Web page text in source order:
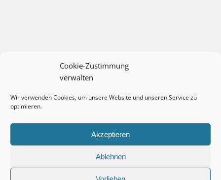
Cookie-Zustimmung
verwalten
Wir verwenden Cookies, um unsere Website und unseren Service zu
optimieren.
Akzeptieren
Ablehnen